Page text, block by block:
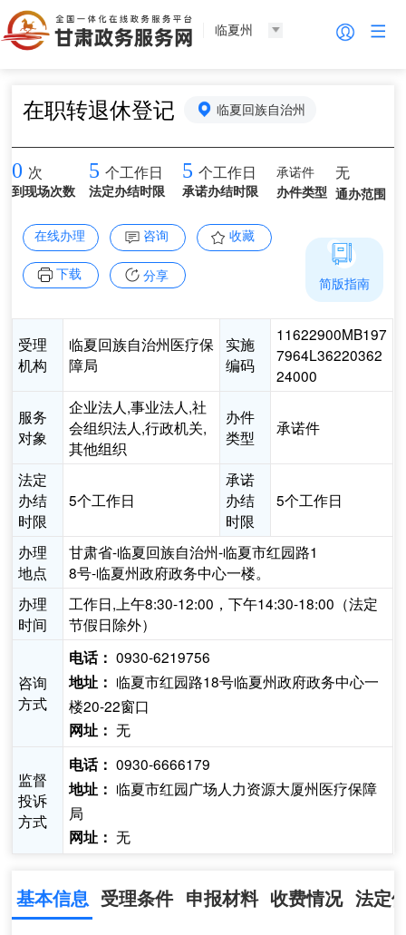
临夏州
在职转退休登记 临夏回族自治州
0 次
到现场次数
5 个工作日
法定办结时限
5 个工作日
承诺办结时限
承诺件
办件类型
无
通办范围
在线办理 咨询 收藏
下载 分享
受理
机构
临夏回族自治州医疗保
障局
实施
编码
11622900MB197
7964L36220362
24000
服务
对象
企业法人,事业法人,社
会组织法人,行政机关,
其他组织
办件
类型
承诺件
法定
办结
时限
5个工作日
承诺
办结
时限
5个工作日
办理
地点
甘肃省-临夏回族自治州-临夏市红园路1
8号-临夏州政府政务中心一楼。
办理
时间
工作日,上午8:30-12:00，下午14:30-18:00（法定
节假日除外）
咨询
方式
电话： 0930-6219756
地址： 临夏市红园路18号临夏州政府政务中心一
楼20-22窗口
网址： 无
监督
投诉
方式
电话： 0930-6666179
地址： 临夏市红园广场人力资源大厦州医疗保障
局
网址： 无
简版指南
基本信息 受理条件 申报材料 收费情况 法定